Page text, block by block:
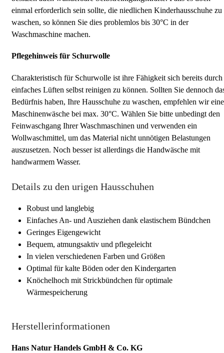
einmal erforderlich sein sollte, die niedlichen Kinderhausschuhe zu
waschen, so können Sie dies problemlos bis 30°C in der
Waschmaschine machen.
Pflegehinweis für Schurwolle
Charakteristisch für Schurwolle ist ihre Fähigkeit sich bereits durch
einfaches Lüften selbst reinigen zu können. Sollten Sie dennoch
Bedürfnis haben, Ihre Hausschuhe zu waschen, empfehlen wir eine
Maschinenwäsche bei max. 30°C. Wählen Sie bitte unbedingt den
Feinwaschgang Ihrer Waschmaschinen und verwenden ein
Wollwaschmittel, um das Material nicht unnötigen Belastungen
auszusetzen. Noch besser ist allerdings die Handwäsche mit
handwarmem Wasser.
Details zu den urigen Hausschuhen
Robust und langlebig
Einfaches An- und Ausziehen dank elastischem Bündchen
Geringes Eigengewicht
Bequem, atmungsaktiv und pflegeleicht
In vielen verschiedenen Farben und Größen
Optimal für kalte Böden oder den Kindergarten
Knöchelhoch mit Strickbündchen für optimale
Wärmespeicherung
Herstellerinformationen
Hans Natur Handels GmbH & Co. KG